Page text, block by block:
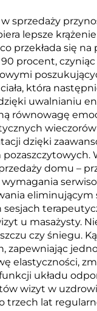
sprzedaży
lepsze
przekłada się
procent,
która
uwalnianiu
równowagę
wieczorów
dzięki
domu –
eliminującym
u masażysty.
czy śniegu.
zapewniając
elastyczności,
układu
wizyt w
trzech lat